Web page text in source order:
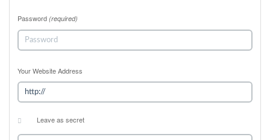
Password (required)
Your Website Address
Leave as secret